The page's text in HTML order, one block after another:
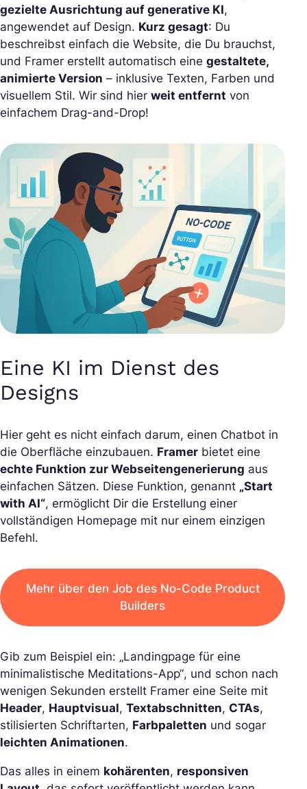
gezielte Ausrichtung auf generative KI,
angewendet auf Design. Kurz gesagt: Du
beschreibst einfach die Website, die Du brauchst,
und Framer erstellt automatisch eine gestaltete,
animierte Version – inklusive Texten, Farben und
visuellem Stil. Wir sind hier weit entfernt von
einfachem Drag-and-Drop!
Eine KI im Dienst des
Designs
Hier geht es nicht einfach darum, einen Chatbot in
die Oberfläche einzubauen. Framer bietet eine
echte Funktion zur Webseitengenerierung aus
einfachen Sätzen. Diese Funktion, genannt „Start
with AI“, ermöglicht Dir die Erstellung einer
vollständigen Homepage mit nur einem einzigen
Befehl.
Mehr über den Job des No-Code Product
Builders
Gib zum Beispiel ein: „Landingpage für eine
minimalistische Meditations-App“, und schon nach
wenigen Sekunden erstellt Framer eine Seite mit
Header, Hauptvisual, Textabschnitten, CTAs,
stilisierten Schriftarten, Farbpaletten und sogar
leichten Animationen.
Das alles in einem kohärenten, responsiven